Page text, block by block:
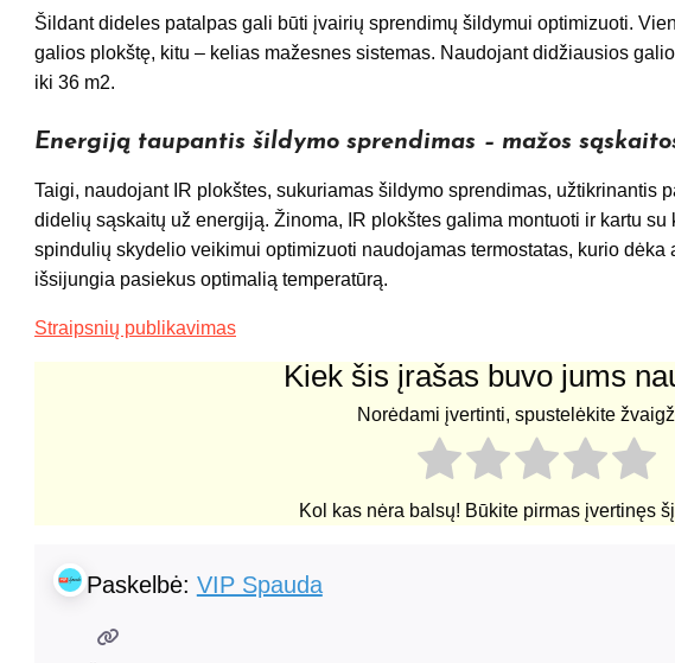
Šildant dideles patalpas gali būti įvairių sprendimų šildymui optimizuoti.
galios plokštę, kitu – kelias mažesnes sistemas. Naudojant didžiausios
iki 36 m2.
Energiją taupantis šildymo sprendimas – mažos
Taigi, naudojant IR plokštes, sukuriamas šildymo sprendimas, užtikrinantis
didelių sąskaitų už energiją. Žinoma, IR plokštes galima montuoti ir kartu
spindulių skydelio veikimui optimizuoti naudojamas termostatas, kurio dėka
išsijungia pasiekus optimalią temperatūrą.
Straipsnių publikavimas
Kiek šis įrašas buvo jums
Norėdami įvertinti, spustelėkite
Kol kas nėra balsų! Būkite pirmas įvertinęs
Paskelbė: VIP Spauda